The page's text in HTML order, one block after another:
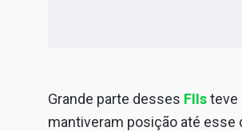
Grande parte desses FIIsteve
mantiveram posição até esse